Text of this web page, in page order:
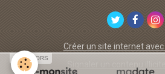
Créer un site internet
Signaler un contenu illicite
SPONSORS